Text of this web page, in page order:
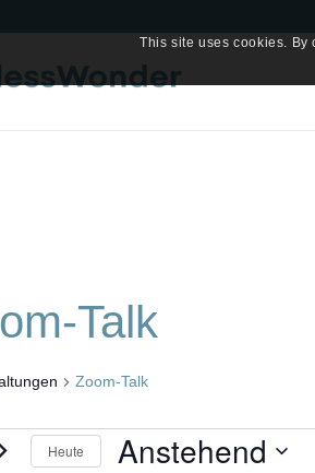
Talk
Zoom-Talk
Heute Anstehend
This site uses cookies.